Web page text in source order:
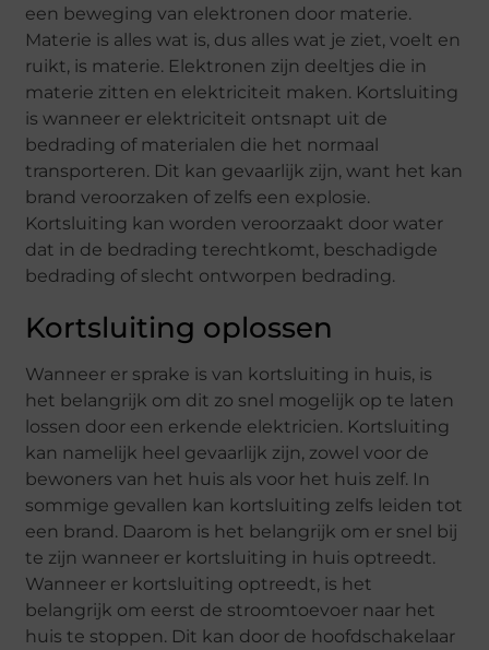
een beweging van elektronen door materie.
Materie is alles wat is, dus alles wat je ziet, voelt en
ruikt, is materie. Elektronen zijn deeltjes die in
materie zitten en elektriciteit maken. Kortsluiting
is wanneer er elektriciteit ontsnapt uit de
bedrading of materialen die het normaal
transporteren. Dit kan gevaarlijk zijn, want het kan
brand veroorzaken of zelfs een explosie.
Kortsluiting kan worden veroorzaakt door water
dat in de bedrading terechtkomt, beschadigde
bedrading of slecht ontworpen bedrading.
Kortsluiting oplossen
Wanneer er sprake is van kortsluiting in huis, is
het belangrijk om dit zo snel mogelijk op te laten
lossen door een erkende elektricien. Kortsluiting
kan namelijk heel gevaarlijk zijn, zowel voor de
bewoners van het huis als voor het huis zelf. In
sommige gevallen kan kortsluiting zelfs leiden tot
een brand. Daarom is het belangrijk om er snel bij
te zijn wanneer er kortsluiting in huis optreedt.
Wanneer er kortsluiting optreedt, is het
belangrijk om eerst de stroomtoevoer naar het
huis te stoppen. Dit kan door de hoofdschakelaar